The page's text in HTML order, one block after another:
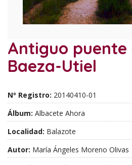
Antiguo puente
Baeza-Utiel
Nº Registro: 20140410-01
Álbum: Albacete Ahora
Localidad: Balazote
Autor: María Ángeles Moreno Olivas